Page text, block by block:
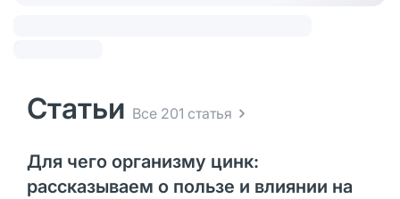
Статьи Все 201 статья
Для чего организму цинк:
рассказываем о пользе и влиянии на